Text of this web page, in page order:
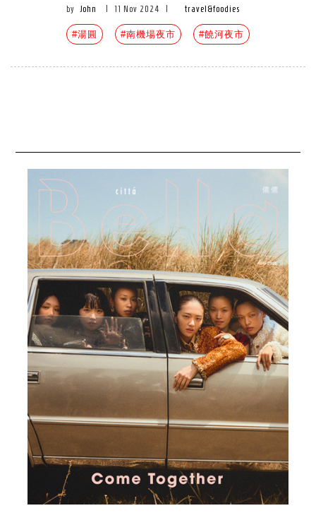
by John 11 Nov 2024 travel&foodies
#湯圓 #南機場夜市 #饒河夜市